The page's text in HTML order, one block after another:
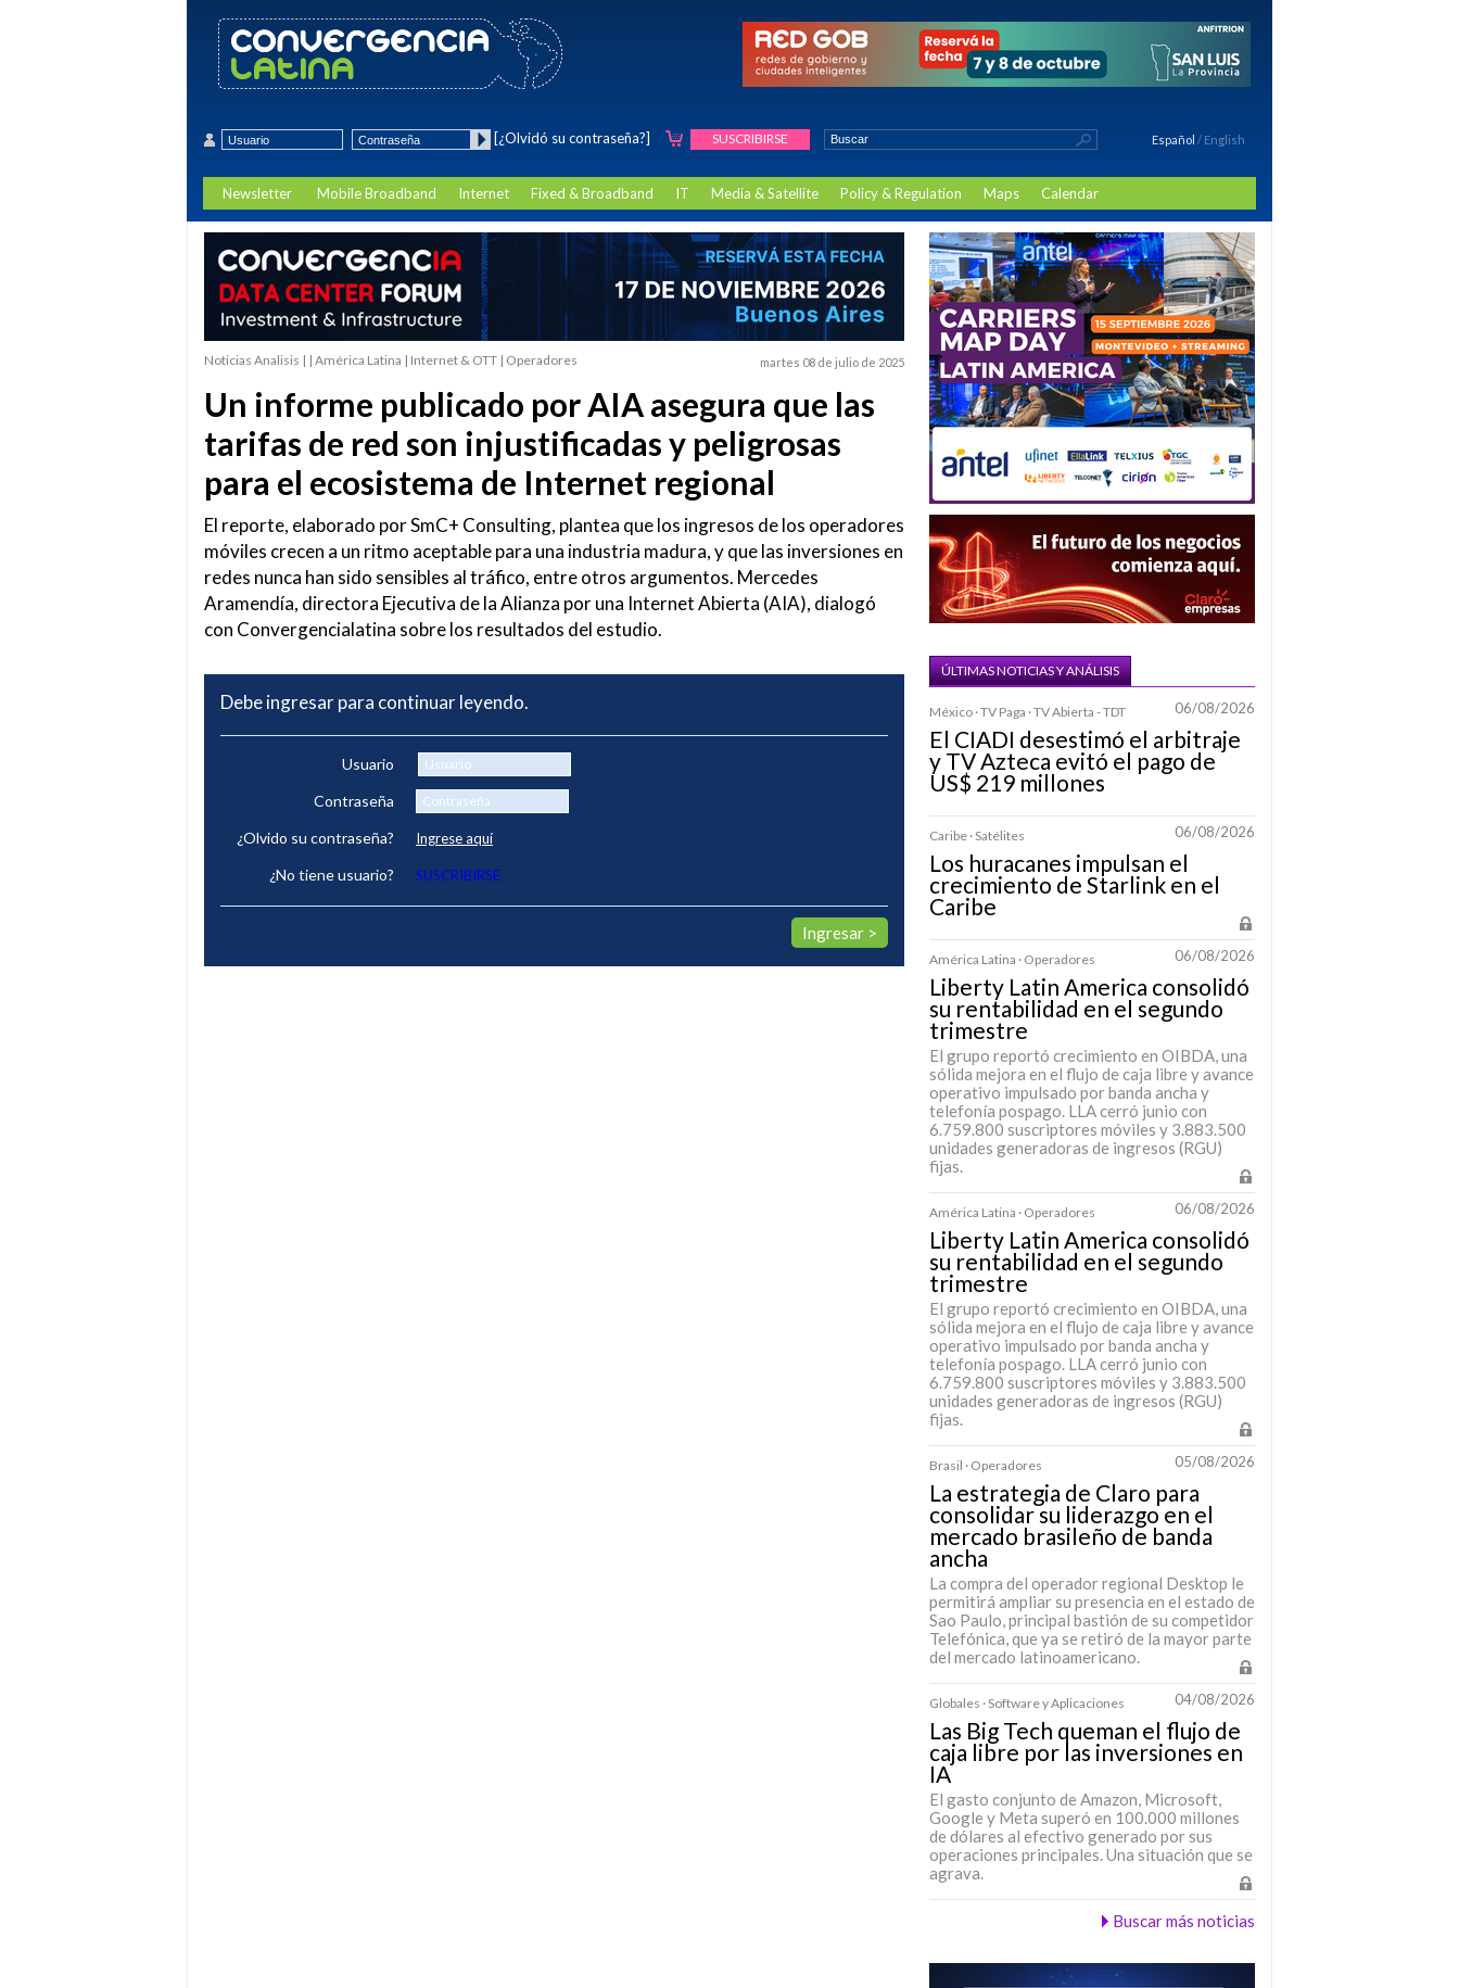
[¿Olvidó su contraseña?] SUSCRIBIRSE Español / English
Newsletter Mobile Broadband Internet Fixed & Broadband IT Media & Satellite Policy & Regulation Maps Calendar
martes 08 de julio de 2025
Noticias Analisis | | América Latina | Internet & OTT | Operadores
Un informe publicado por AIA asegura que las
tarifas de red son injustificadas y peligrosas
para el ecosistema de Internet regional
El reporte, elaborado por SmC+ Consulting, plantea que los ingresos de los operadores
móviles crecen a un ritmo aceptable para una industria madura, y que las inversiones en
redes nunca han sido sensibles al tráfico, entre otros argumentos. Mercedes
Aramendía, directora Ejecutiva de la Alianza por una Internet Abierta (AIA), dialogó
con Convergencialatina sobre los resultados del estudio.
Debe ingresar para continuar leyendo.
Usuario
Contraseña
¿Olvido su contraseña?
Ingrese aquí
¿No tiene usuario? SUSCRIBIRSE
ÚLTIMAS NOTICIAS Y ANÁLISIS
México · TV Paga · TV Abierta - TDT 06/08/2026
El CIADI desestimó el arbitraje
y TV Azteca evitó el pago de
US$ 219 millones
Caribe · Satélites 06/08/2026
Los huracanes impulsan el
crecimiento de Starlink en el
Caribe
América Latina · Operadores 06/08/2026
Liberty Latin America consolidó
su rentabilidad en el segundo
trimestre
El grupo reportó crecimiento en OIBDA, una
sólida mejora en el flujo de caja libre y avance
operativo impulsado por banda ancha y
telefonía pospago. LLA cerró junio con
6.759.800 suscriptores móviles y 3.883.500
unidades generadoras de ingresos (RGU)
fijas.
América Latina · Operadores 06/08/2026
Liberty Latin America consolidó
su rentabilidad en el segundo
trimestre
El grupo reportó crecimiento en OIBDA, una
sólida mejora en el flujo de caja libre y avance
operativo impulsado por banda ancha y
telefonía pospago. LLA cerró junio con
6.759.800 suscriptores móviles y 3.883.500
unidades generadoras de ingresos (RGU)
fijas.
Brasil · Operadores 05/08/2026
La estrategia de Claro para
consolidar su liderazgo en el
mercado brasileño de banda
ancha
La compra del operador regional Desktop le
permitirá ampliar su presencia en el estado de
Sao Paulo, principal bastión de su competidor
Telefónica, que ya se retiró de la mayor parte
del mercado latinoamericano.
Globales · Software y Aplicaciones 04/08/2026
Las Big Tech queman el flujo de
caja libre por las inversiones en
IA
El gasto conjunto de Amazon, Microsoft,
Google y Meta superó en 100.000 millones
de dólares al efectivo generado por sus
operaciones principales. Una situación que se
agrava.
Buscar más noticias